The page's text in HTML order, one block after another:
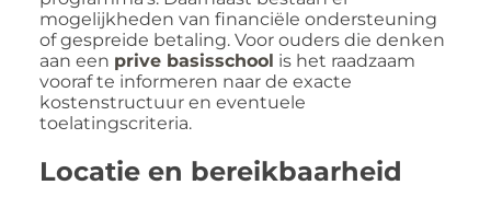
mogelijkheden van financiële ondersteuning
of gespreide betaling. Voor ouders die denken
aan een prive basisschool is het raadzaam
vooraf te informeren naar de exacte
kostenstructuur en eventuele
toelatingscriteria.
Locatie en bereikbaarheid